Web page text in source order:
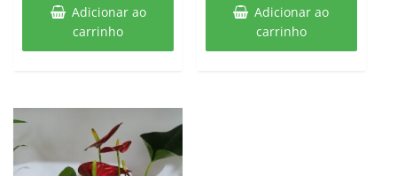
Adicionar ao
carrinho
Adicionar ao
carrinho